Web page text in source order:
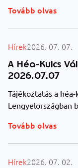
Tovább olvas
Hírek2026. 07. 07.
A Héa-Kulcs
2026.07.07
Tájékoztatás a
Lengyelországban
Tovább olvas
Hírek2026. 07. 02.